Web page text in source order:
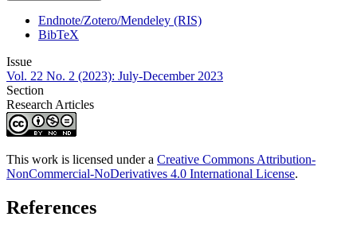
Endnote/Zotero/Mendeley (RIS)
BibTeX
Issue
Vol. 22 No. 2 (2023): July-December 2023
Section
Research Articles
This work is licensed under a Creative Commons Attribution-
NonCommercial-NoDerivatives 4.0 International License.
References